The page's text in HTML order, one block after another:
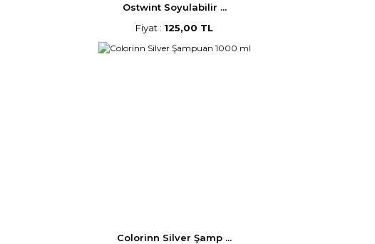
Ostwint Soyulabilir ...
Fiyat : 125,00 TL
Colorinn Silver Şamp ...